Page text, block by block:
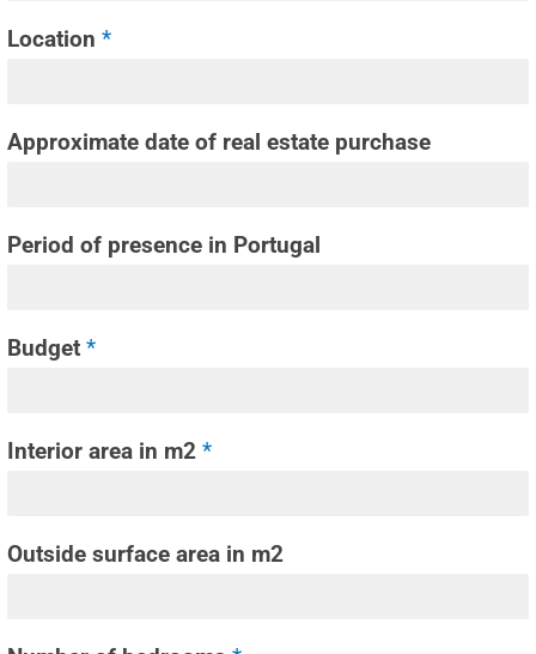
Location *
Approximate date of real estate purchase
Period of presence in Portugal
Budget *
Interior area in m2 *
Outside surface area in m2